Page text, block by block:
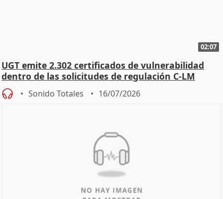
02:07
UGT emite 2.302 certificados de vulnerabilidad
dentro de las solicitudes de regulación C-LM
Sonido Totales 16/07/2026